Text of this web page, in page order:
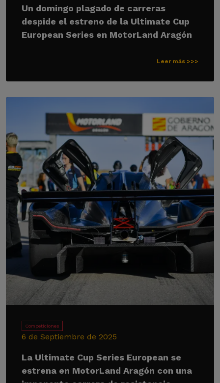
Un domingo plagado de carreras
despide el estreno de la Ultimate Cup
European Series en MotorLand Aragón
Leer más >>>
Competiciones
6 de Septiembre de 2025
La Ultimate Cup Series European se
estrena en MotorLand Aragón con una